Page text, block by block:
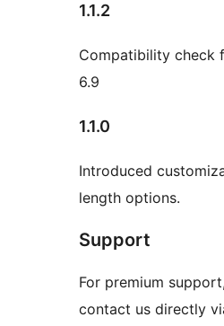
1.1.2
Compatibility check
6.9
1.1.0
Introduced
length options.
Support
For premium
contact us directly